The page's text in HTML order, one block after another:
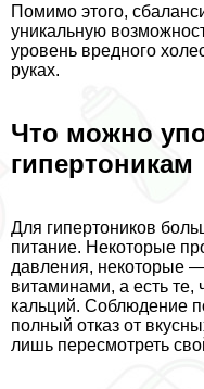
Помимо этого,
уникальную
уровень вредного
руках.
Что можно
гипертоникам
Для гипертоников
питание. Некоторые
давления, некоторые
витаминами, а есть те,
кальций. Соблюдение
полный отказ от
лишь пересмотреть